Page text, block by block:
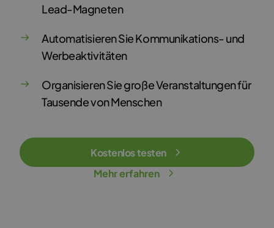
Lead-Magneten
Automatisieren Sie Kommunikations- und
Werbeaktivitäten
Organisieren Sie große Veranstaltungen für
Tausende von Menschen
Kostenlos testen
Mehr erfahren